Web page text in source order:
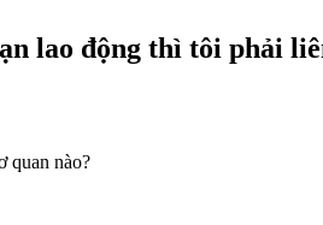
lao động thì tôi phải
quan nào?